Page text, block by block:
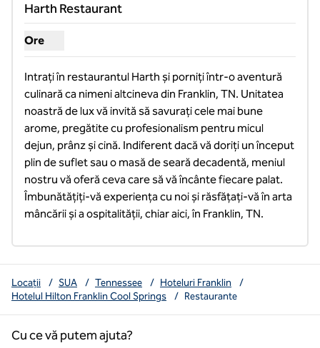
Harth Restaurant
Ore
Afișare ore pentru restaurantul Harth
Intrați în restaurantul Harth și porniți într-o aventură
culinară ca nimeni altcineva din Franklin, TN. Unitatea
noastră de lux vă invită să savurați cele mai bune
arome, pregătite cu profesionalism pentru micul
dejun, prânz și cină. Indiferent dacă vă doriți un început
plin de suflet sau o masă de seară decadentă, meniul
nostru vă oferă ceva care să vă încânte fiecare palat.
Îmbunătățiți-vă experiența cu noi și răsfățați-vă în arta
mâncării și a ospitalității, chiar aici, în Franklin, TN.
Locații / SUA / Tennessee / Hoteluri Franklin
/
Hotelul Hilton Franklin Cool Springs
/ Restaurante
Cu ce vă putem ajuta?